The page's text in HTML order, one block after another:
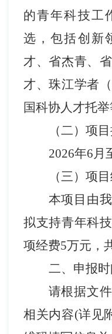
的青年科技工
选 ，包括创新
才、省杰青、
才、珠江学者
国科协人才托举
（二）项
2026年6月
（三）项
本项目由
拟支持青年科
项经费5万元，
二、申报时
请根据文
相关内容(详见